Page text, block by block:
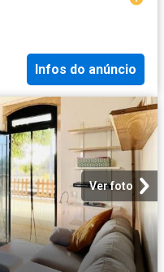
Infos do anúncio
Ver foto